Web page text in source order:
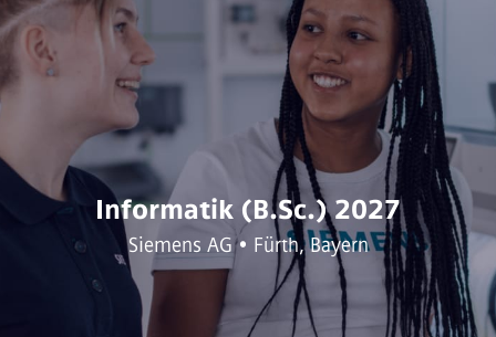
Informatik (B.Sc.) 2027
Siemens AG • Fürth, Bayern